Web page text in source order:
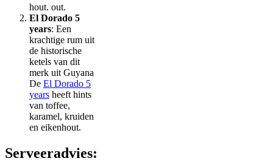
hout. out.
El Dorado 5
years: Een
krachtige rum uit
de historische
ketels van dit
merk uit Guyana
De El Dorado 5
years heeft hints
van toffee,
karamel, kruiden
en eikenhout.
Serveeradvies: